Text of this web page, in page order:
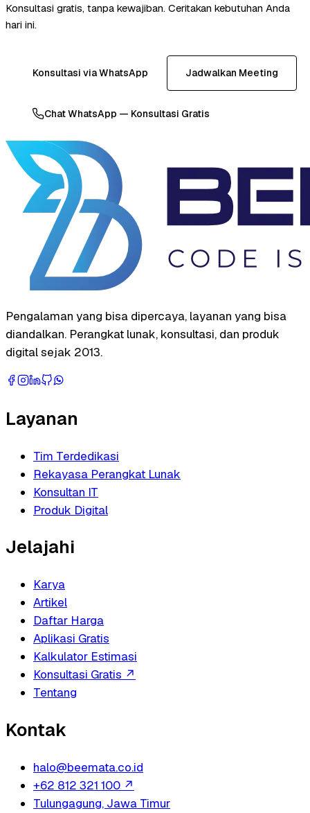
Konsultasi gratis, tanpa kewajiban. Ceritakan kebutuhan Anda
hari ini.
Konsultasi via WhatsApp Jadwalkan Meeting
Chat WhatsApp — Konsultasi Gratis
Pengalaman yang bisa dipercaya, layanan yang bisa
diandalkan. Perangkat lunak, konsultasi, dan produk
digital sejak 2013.
Layanan
Tim Terdedikasi
Rekayasa Perangkat Lunak
Konsultan IT
Produk Digital
Jelajahi
Karya
Artikel
Daftar Harga
Aplikasi Gratis
Kalkulator Estimasi
Konsultasi Gratis ↗
Tentang
Kontak
halo@beemata.co.id
+62 812 321 100 ↗
Tulungagung, Jawa Timur